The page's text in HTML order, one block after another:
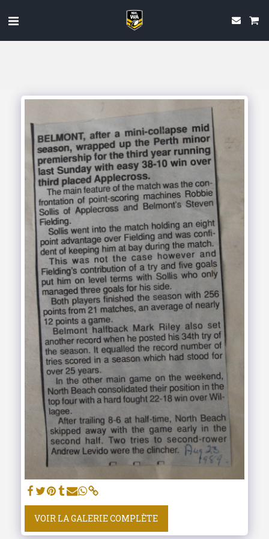
VOIR LA GALERIE COMPLÈTE